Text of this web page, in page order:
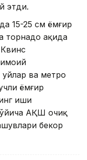
этди.
15-25 см ёмғир
торнадо ҳақида
ва метро
ёмғир
иши
AҚШ очиқ
бекор